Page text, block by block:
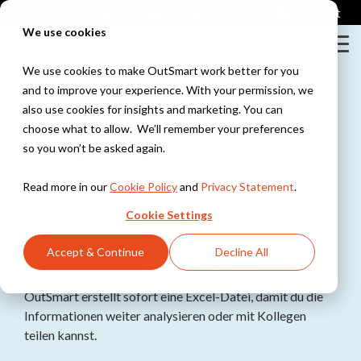
We use cookies
We use cookies to make OutSmart work better for you
and to improve your experience. With your permission, we
also use cookies for insights and marketing. You can
choose what to allow. We’ll remember your preferences
so you won’t be asked again.
Read more in ourCookie Policyand Privacy Statement.
Cookie Settings
Accept & Continue Decline All
Skip
content.
Kontakt
Huisjes
kijken wat
doet
En waat
krijgen we
nu weer?
Met een
ramen
Checklists
vakjes en
vinkjes
Column
Headline
Nav 1
Sub
Nav 2
Testing 3
Column
Nav 2
Testing 3
Reporting
Vom Überblick zum Detail
Mit Reportingin OutSmart wandelst du wichtige Daten
Arbeitsaufträge, Angebote, Beziehungen oder Objekte:
Du wählst selbst aus, welche Daten du brauchst und in
welcher Form du sie exportieren möchtest.
OutSmart erstellt sofort eine Excel-Datei, damit du die
Informationen weiter analysieren oder mit Kollegen
teilen kannst.